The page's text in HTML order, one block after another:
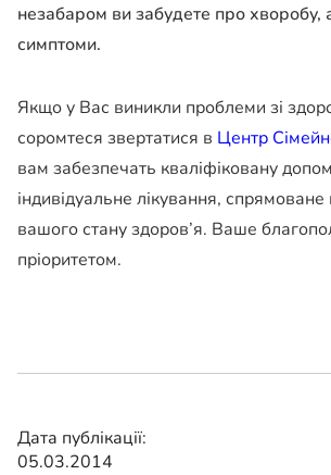
незабаром ви забудете про хворобу,
симптоми.
Якщо у Вас виникли проблеми зі
соромтеся звертатися в Центр
вам забезпечать кваліфіковану
індивідуальне лікування,
вашого стану здоров’я. Ваше
пріоритетом.
Дата публікації:
05.03.2014